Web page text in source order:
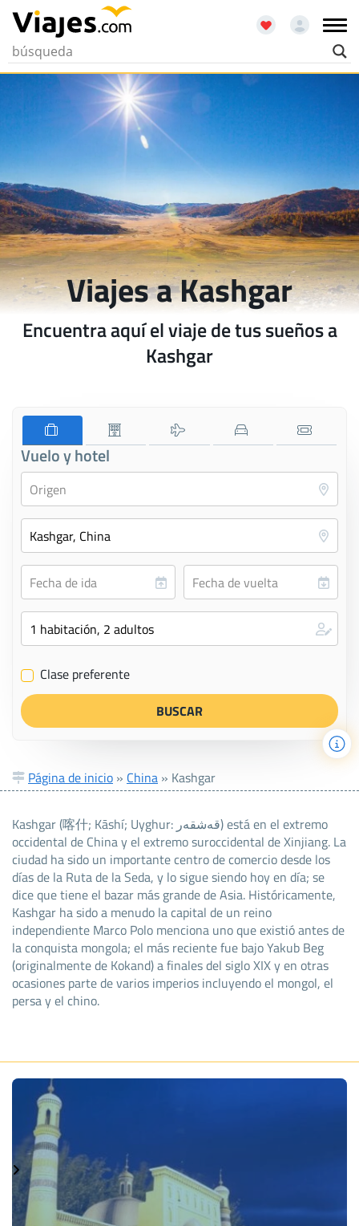
Viajes a Kashgar
Encuentra aquí el viaje de tus sueños a
Kashgar
Vuelo y hotel
✔ Clase preferente
Página de inicio » China » Kashgar
Kashgar (喀什; Kāshí; Uyghur: قەشقەر) está en el extremo
occidental de China y el extremo suroccidental de Xinjiang. La
ciudad ha sido un importante centro de comercio desde los
días de la Ruta de la Seda, y lo sigue siendo hoy en día; se
dice que tiene el bazar más grande de Asia. Históricamente,
Kashgar ha sido a menudo la capital de un reino
independiente Marco Polo menciona uno que existió antes de
la conquista mongola; el más reciente fue bajo Yakub Beg
(originalmente de Kokand) a finales del siglo XIX y en otras
ocasiones parte de varios imperios incluyendo el mongol, el
persa y el chino.